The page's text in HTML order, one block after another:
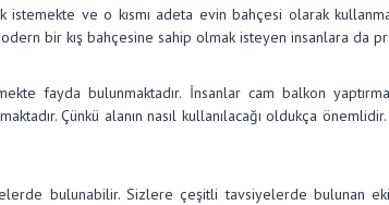
ve o kısmı adeta evin bahçesi olarak
bir kış bahçesine sahip olmak isteyen insanlara
fayda bulunmaktadır. İnsanlar cam balkon
Çünkü alanın nasıl kullanılacağı oldukça
bulunabilir. Sizlere çeşitli tavsiyelerde bulunan